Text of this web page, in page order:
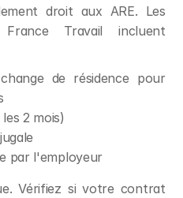
droit aux ARE. Les
Travail incluent
de résidence pour
2 mois)
par l'employeur
Vérifiez si votre contrat